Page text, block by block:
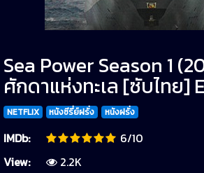
Sea Power Season 1
ศักดาแห่งทะเล [ซับไทย]
NETFLIX หนังซีรี่ย์ฝรั่ง หนังฝรั่ง
IMDb:
6/10
View:
2.2K